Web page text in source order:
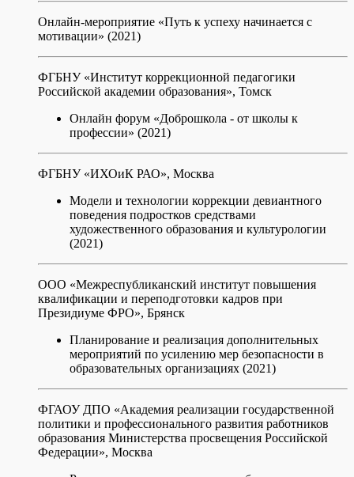
Онлайн-мероприятие «Путь к успеху начинается с
мотивации» (2021)
ФГБНУ «Институт коррекционной педагогики
Российской академии образования», Томск
Онлайн форум «Доброшкола - от школы к
профессии» (2021)
ФГБНУ «ИХОиК РАО», Москва
Модели и технологии коррекции девиантного
поведения подростков средствами
художественного образования и культурологии
(2021)
ООО «Межреспубликанский институт повышения
квалификации и переподготовки кадров при
Президиуме ФРО», Брянск
Планирование и реализация дополнительных
мероприятий по усилению мер безопасности в
образовательных организациях (2021)
ФГАОУ ДПО «Академия реализации государственной
политики и профессионального развития работников
образования Министерства просвещения Российской
Федерации», Москва